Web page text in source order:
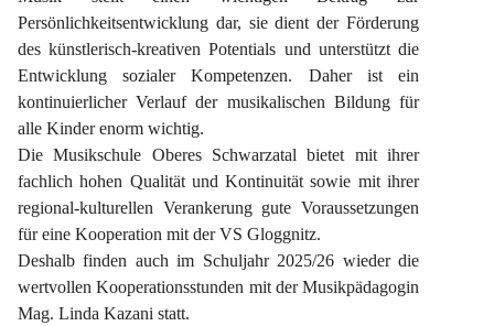
Persönlichkeitsentwicklung dar, sie dient der Förderung
des künstlerisch-kreativen Potentials und unterstützt die
Entwicklung sozialer Kompetenzen. Daher ist ein
kontinuierlicher Verlauf der musikalischen Bildung für
alle Kinder enorm wichtig.
Die Musikschule Oberes Schwarzatal bietet mit ihrer
fachlich hohen Qualität und Kontinuität sowie mit ihrer
regional-kulturellen Verankerung gute Voraussetzungen
für eine Kooperation mit der VS Gloggnitz.
Deshalb finden auch im Schuljahr 2025/26 wieder die
wertvollen Kooperationsstunden mit der Musikpädagogin
Mag. Linda Kazani statt.